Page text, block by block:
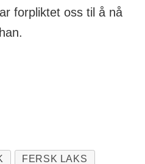
forpliktet oss til å nå
FERSK LAKS